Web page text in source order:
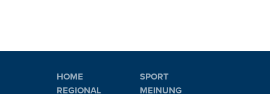
HOME
REGIONAL
SPORT
MEINUNG